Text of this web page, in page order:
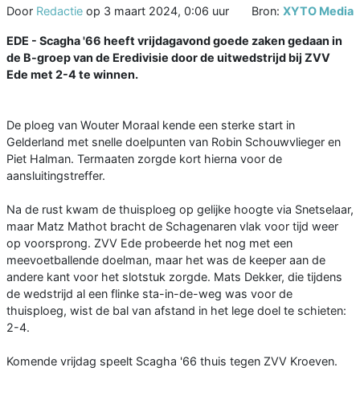
Door Redactie op 3 maart 2024, 0:06 uur Bron: XYTO Media
EDE - Scagha '66 heeft vrijdagavond goede zaken gedaan in
de B-groep van de Eredivisie door de uitwedstrijd bij ZVV
Ede met 2-4 te winnen.
De ploeg van Wouter Moraal kende een sterke start in
Gelderland met snelle doelpunten van Robin Schouwvlieger en
Piet Halman. Termaaten zorgde kort hierna voor de
aansluitingstreffer.
Na de rust kwam de thuisploeg op gelijke hoogte via Snetselaar,
maar Matz Mathot bracht de Schagenaren vlak voor tijd weer
op voorsprong. ZVV Ede probeerde het nog met een
meevoetballende doelman, maar het was de keeper aan de
andere kant voor het slotstuk zorgde. Mats Dekker, die tijdens
de wedstrijd al een flinke sta-in-de-weg was voor de
thuisploeg, wist de bal van afstand in het lege doel te schieten:
2-4.
Komende vrijdag speelt Scagha '66 thuis tegen ZVV Kroeven.